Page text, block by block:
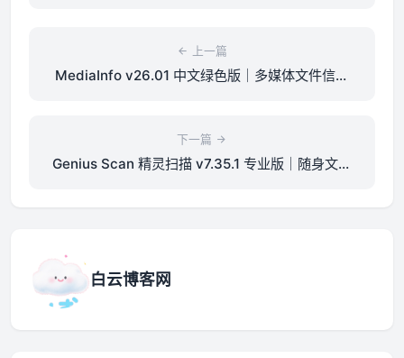
上一篇
MediaInfo v26.01 中文绿色版｜多媒体文件信息
下一篇
Genius Scan 精灵扫描 v7.35.1 专业版｜随身文档
白云博客网